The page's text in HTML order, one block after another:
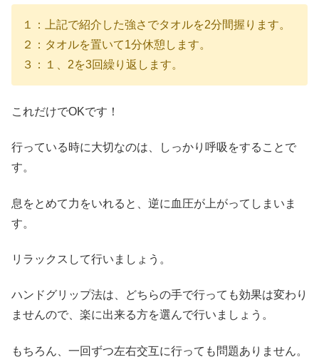
１：上記で紹介した強さでタオルを2分間握ります。
２：タオルを置いて1分休憩します。
３：１、2を3回繰り返します。
これだけでOKです！
行っている時に大切なのは、しっかり呼吸をすることで
す。
息をとめて力をいれると、逆に血圧が上がってしまいま
す。
リラックスして行いましょう。
ハンドグリップ法は、どちらの手で行っても効果は変わり
ませんので、楽に出来る方を選んで行いましょう。
もちろん、一回ずつ左右交互に行っても問題ありません。